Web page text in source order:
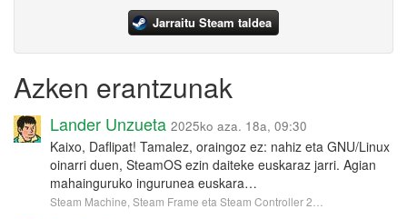
Jarraitu Steam taldea
Azken erantzunak
Lander Unzueta 2025ko aza. 18a, 09:30
Kaixo, Daflipat! Tamalez, oraingoz ez: nahiz eta GNU/Linux
oinarri duen, SteamOS ezin daiteke euskaraz jarri. Agian
mahainguruko ingurunea euskara…
Steam Machine, Steam Frame eta Steam Controller 2…